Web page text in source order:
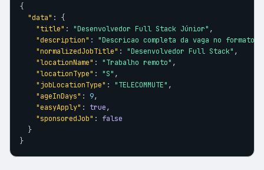
{
"data" : {
"title" : "Desenvolvedor Full Stack Júnior" ,
"description" : "Descricao completa da vaga no formato
"normalizedJobTitle" : "Desenvolvedor Full Stack" ,
"locationName" : "Trabalho remoto" ,
"locationType" : "S" ,
"jobLocationType" : "TELECOMMUTE" ,
"ageInDays" : 9,
"easyApply" : true,
"sponsoredJob" : false
  }
}